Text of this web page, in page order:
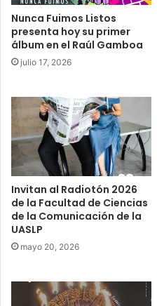
Nunca Fuimos Listos
presenta hoy su primer
álbum en el Raúl Gamboa
julio 17, 2026
Invitan al Radiotón 2026
de la Facultad de Ciencias
de la Comunicación de la
UASLP
mayo 20, 2026